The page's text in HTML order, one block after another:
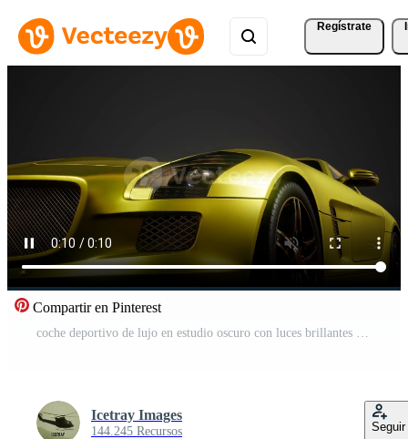
Regístrate
Compartir en Pinterest
coche deportivo de lujo en estudio oscuro con luces brillantes Vídeo Pro
Icetray Images
144.245 Recursos Seguir